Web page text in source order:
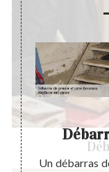
Un débarras